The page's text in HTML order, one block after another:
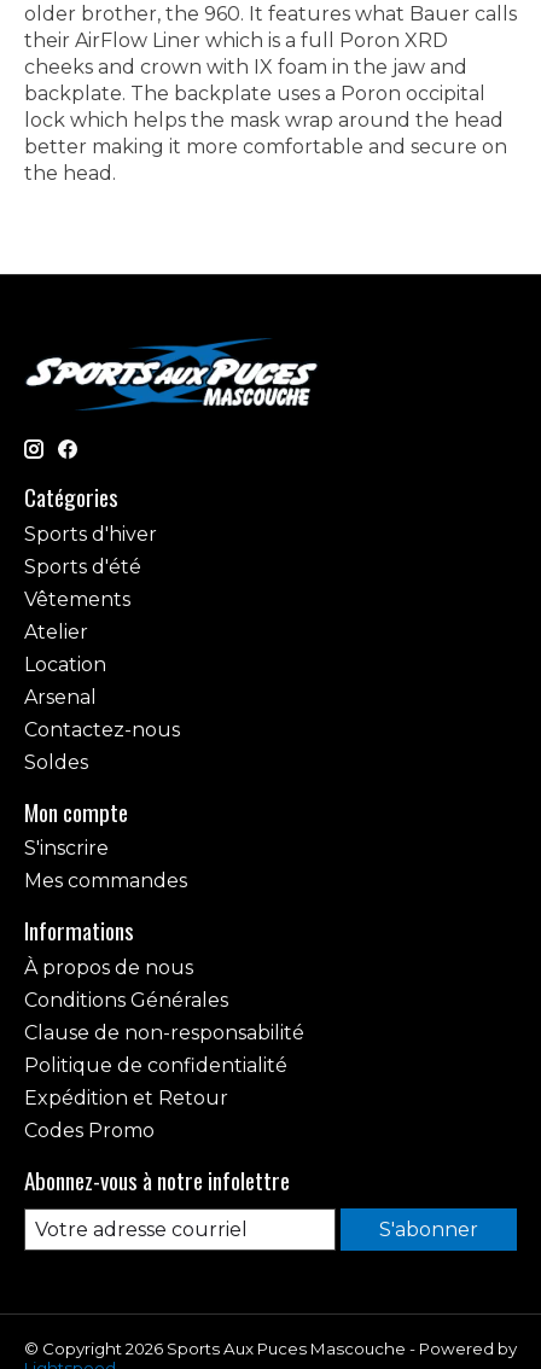
older brother, the 960. It features what Bauer calls
their AirFlow Liner which is a full Poron XRD
cheeks and crown with IX foam in the jaw and
backplate. The backplate uses a Poron occipital
lock which helps the mask wrap around the head
better making it more comfortable and secure on
the head.
Catégories
Sports d'hiver
Sports d'été
Vêtements
Atelier
Location
Arsenal
Contactez-nous
Soldes
Mon compte
S'inscrire
Mes commandes
Informations
À propos de nous
Conditions Générales
Clause de non-responsabilité
Politique de confidentialité
Expédition et Retour
Codes Promo
Abonnez-vous à notre infolettre
S'abonner
© Copyright 2026 Sports Aux Puces Mascouche - Powered by